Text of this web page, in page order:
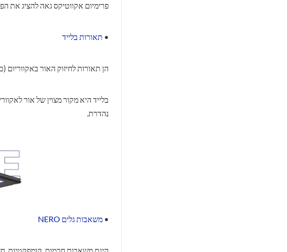
פרימיום אקווטיקס גאה להציג את
• תאורות בלייד
הן תאורות לחיזוק האור
בלייד היא מקור מצוין של אור
נהדרת.
• משאבות גלים NERO